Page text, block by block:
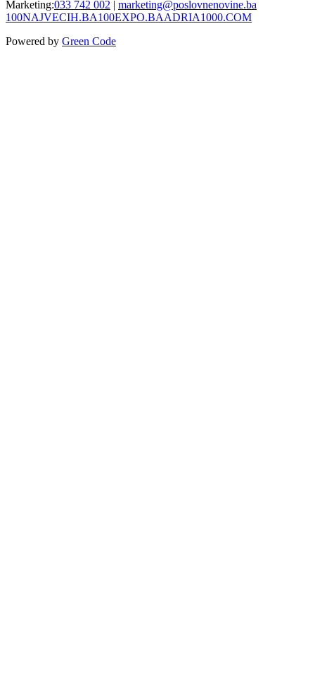
Marketing:033 742 002 | marketing@poslovnenovine.ba
100NAJVECIH.BA100EXPO.BAADRIA1000.COM
Powered by Green Code